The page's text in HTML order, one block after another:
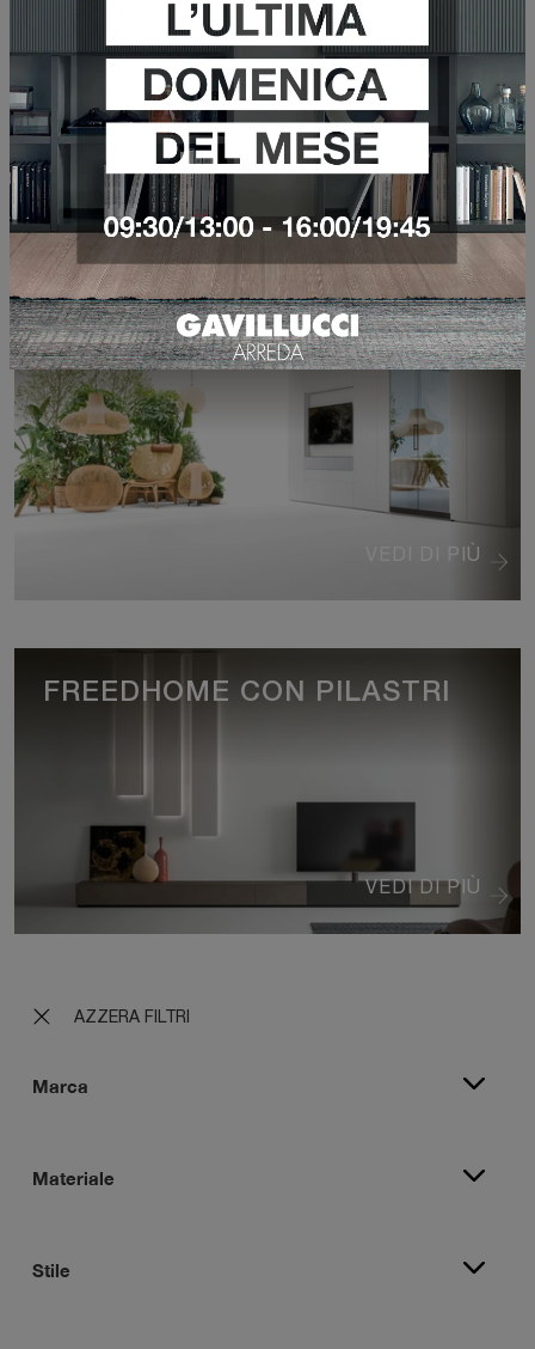
AZZERA FILTRI
Marca
Materiale
Stile
VEDI DI PIÙ
WALLOVER BOISERIE TV
VEDI DI PIÙ
ARMADIO PORTA TV
VEDI DI PIÙ
FREEDHOME CON PILASTRI